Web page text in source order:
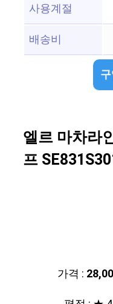
사용계절
배송비
엘르 마차라
프
가격 :